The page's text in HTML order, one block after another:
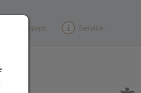
(e)Rezept Service